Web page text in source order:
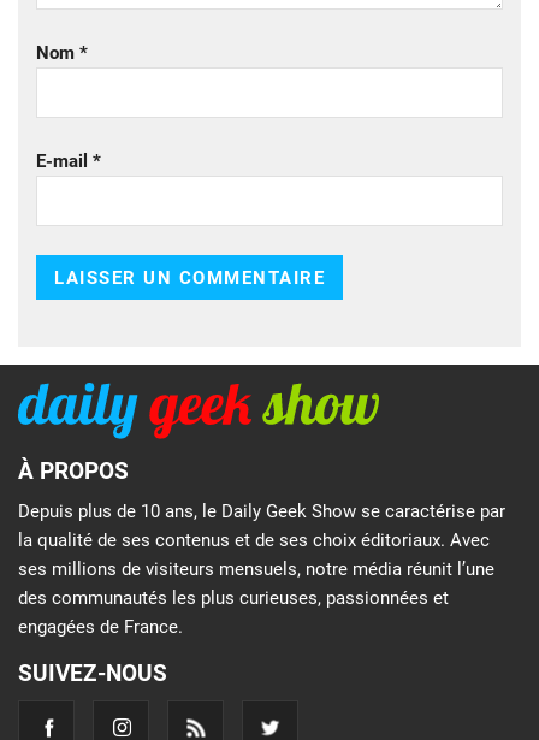
Nom *
E-mail *
À PROPOS
Depuis plus de 10 ans, le Daily Geek Show se caractérise par
la qualité de ses contenus et de ses choix éditoriaux. Avec
ses millions de visiteurs mensuels, notre média réunit l’une
des communautés les plus curieuses, passionnées et
engagées de France.
SUIVEZ-NOUS